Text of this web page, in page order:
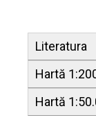
Literatura
Hartă
Hartă